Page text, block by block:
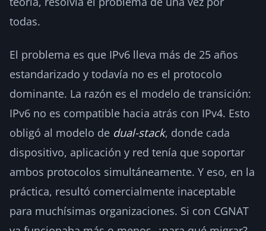
todas.
El problema es que IPv6 lleva más de 25 años
estandarizado y todavía no es el protocolo
dominante. La razón es el modelo de transición:
IPv6 no es compatible hacia atrás con IPv4. Esto
obligó al modelo de dual-stack, donde cada
dispositivo, aplicación y red tenía que soportar
ambos protocolos simultáneamente. Y eso, en la
práctica, resultó comercialmente inaceptable
para muchísimas organizaciones. Si con CGNAT